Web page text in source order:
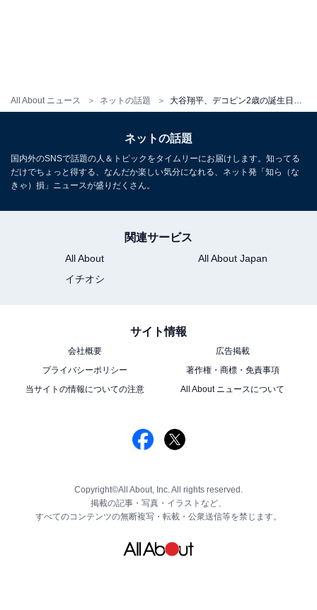
All About ニュース ネットの話題
ネットの話題
国内外のSNSで話題の人＆トピックをタイムリーにお届けします。知ってる
だけでちょっと得する、なんだか楽しい気分になれる、ネット発「知ら（な
きゃ）損」ニュースが盛りだくさん。
関連サービス
All About
All About Japan
イチオシ
サイト情報
会社概要
広告掲載
プライバシーポリシー
著作権・商標・免責事項
当サイトの情報についての注意
All About ニュースについて
Copyright©All About, Inc. All rights reserved.
掲載の記事・写真・イラストなど、
すべてのコンテンツの無断複写・転載・公衆送信等を禁じます。